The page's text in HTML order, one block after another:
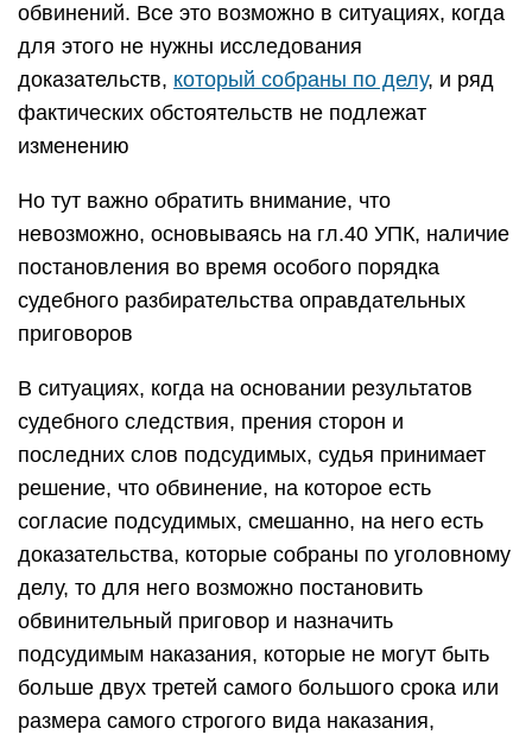
обвинений. Все это возможно в ситуациях, когда
для этого не нужны исследования
доказательств, который собраны по делу, и ряд
фактических обстоятельств не подлежат
изменению
Но тут важно обратить внимание, что
невозможно, основываясь на гл.40 УПК, наличие
постановления во время особого порядка
судебного разбирательства оправдательных
приговоров
В ситуациях, когда на основании результатов
судебного следствия, прения сторон и
последних слов подсудимых, судья принимает
решение, что обвинение, на которое есть
согласие подсудимых, смешанно, на него есть
доказательства, которые собраны по уголовному
делу, то для него возможно постановить
обвинительный приговор и назначить
подсудимым наказания, которые не могут быть
больше двух третей самого большого срока или
размера самого строгого вида наказания,